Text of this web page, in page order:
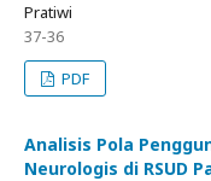
Pratiwi
37-36
PDF
Analisis Pola
Neurologis di RSUD